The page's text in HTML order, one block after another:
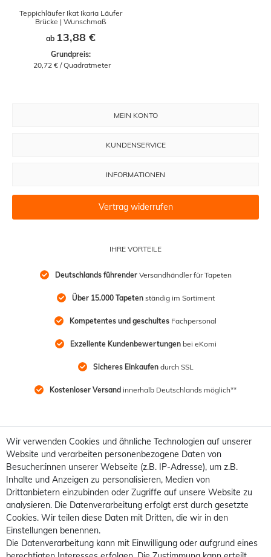
Teppichläufer Ikat Ikaria Läufer
Brücke | Wunschmaß
ab 13,88 €
Grundpreis:
20,72 € / Quadratmeter
IHRE VORTEILE
Deutschlands führender Versandhändler für Tapeten
Über 15.000 Tapeten ständig im Sortiment
Kompetentes und geschultes Fachpersonal
Exzellente Kundenbewertungen bei eKomi
Sicheres Einkaufen durch SSL
Kostenloser Versand innerhalb Deutschlands möglich**
MEIN KONTO
KUNDENSERVICE
INFORMATIONEN
Vertrag widerrufen
Wir verwenden Cookies und ähnliche Technologien auf unserer
Website und verarbeiten personenbezogene Daten von
Besucher:innen unserer Webseite (z.B. IP-Adresse), um z.B.
Inhalte und Anzeigen zu personalisieren, Medien von
Drittanbietern einzubinden oder Zugriffe auf unsere Website zu
analysieren. Die Datenverarbeitung erfolgt erst durch gesetzte
Cookies. Wir teilen diese Daten mit Dritten, die wir in den
Einstellungen benennen.
Die Datenverarbeitung kann mit Einwilligung oder aufgrund eines